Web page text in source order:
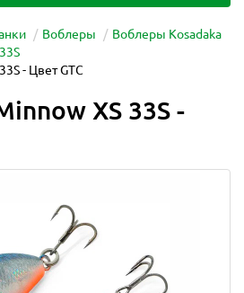
Воблеры
Воблеры Kosadaka
- Цвет GTC
XS 33S -